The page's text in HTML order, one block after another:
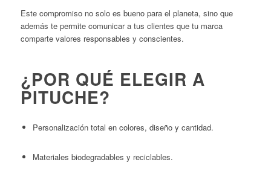
Este compromiso no solo es bueno para el planeta, sino que
además te permite comunicar a tus clientes que tu marca
comparte valores responsables y conscientes.
¿POR QUÉ ELEGIR A
PITUCHE?
Personalización total en colores, diseño y cantidad.
Materiales biodegradables y reciclables.